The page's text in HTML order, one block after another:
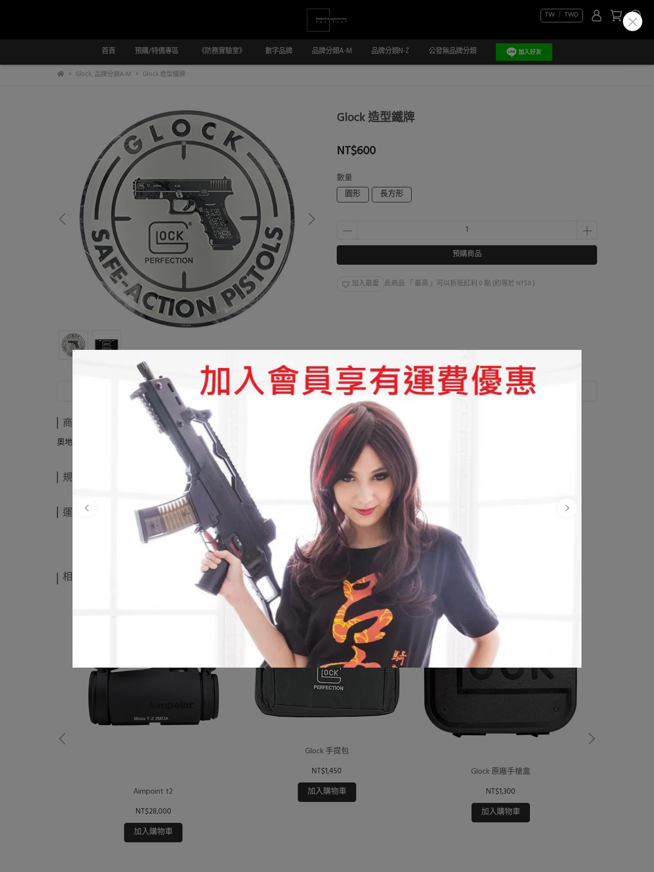
TW ｜ TWD
首頁 預購/特價專區 《防務實驗室》 數字品牌 品牌分類A-M 品牌分類N-Z 公發無品牌分類
Glock, 品牌分類A-M Glock 造型鐵牌
Glock 造型鐵牌
NT$600
數量
圓形
長方形
預購商品
加入最愛 此商品 「 最高 」可以折抵紅利0點 (約等於NT$0)
商品介紹 規格說明 運送方式
商品介紹
奧地利知名大廠出品，圓型鐵牌與長方型鐵牌～ 長方形:15.24CM*30.48CM 圓形:直徑30.48CM
規格說明
運送方式
相關商品
Aimpoint t2
NT$28,000
加入購物車
Glock 手提包
NT$1,450
加入購物車
Glock 原廠手槍盒
NT$1,300
加入購物車